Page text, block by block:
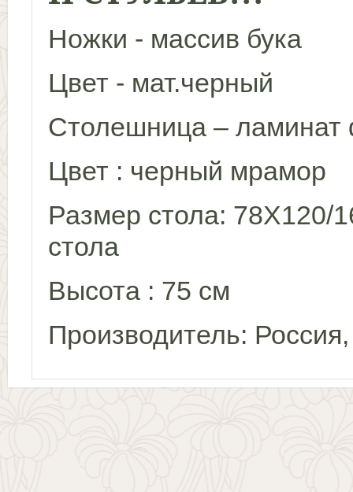
Ножки - массив бука
Цвет - мат.черный
Столешница –
Цвет : черный мрамор
Размер стола: 78Х120/
стола
Высота : 75 см
Производитель: